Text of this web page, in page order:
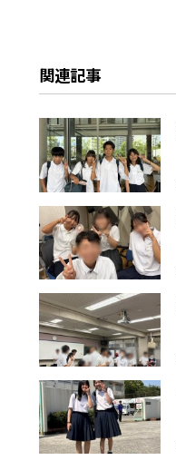
関連記事